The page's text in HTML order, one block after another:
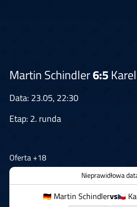
Martin Schindler6:5
Data: 23.05, 22:30
Etap: 2. runda
Oferta +18
Nieprawidłowa
Martin Schindlervs